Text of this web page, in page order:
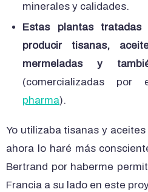
minerales y calidades.
Estas plantas
producir tisanas,
mermeladas y
(comercializadas por
pharma).
Yo utilizaba tisanas y
ahora lo haré más
Bertrand por haberme
Francia a su lado en este